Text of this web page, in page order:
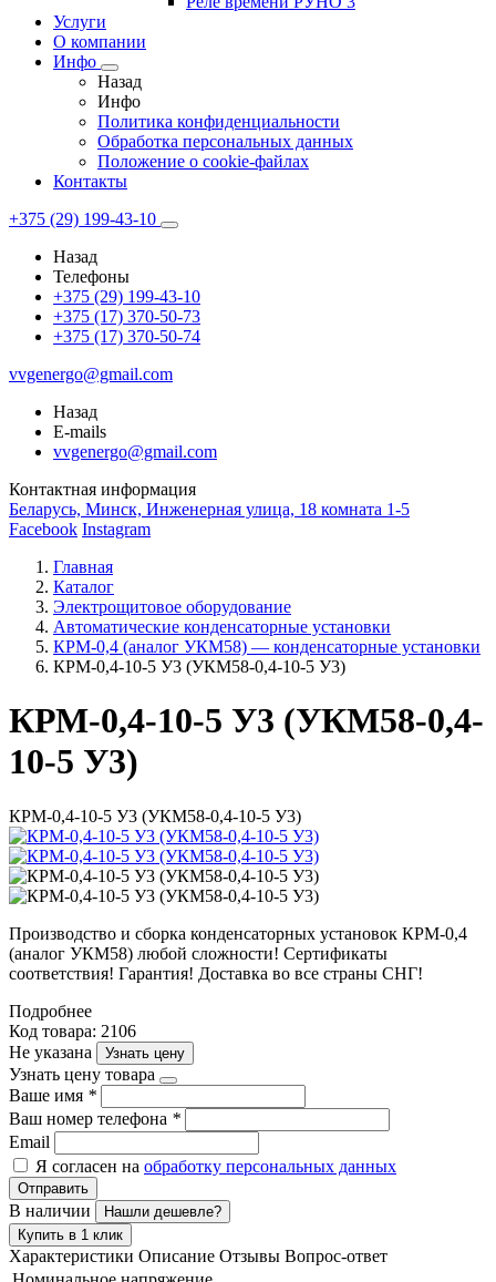
Услуги
О компании
Инфо
Назад
Инфо
Политика конфиденциальности
Обработка персональных данных
Положение о cookie-файлах
Контакты
+375 (29) 199-43-10
Назад
Телефоны
+375 (29) 199-43-10
+375 (17) 370-50-73
+375 (17) 370-50-74
vvgenergo@gmail.com
Назад
E-mails
vvgenergo@gmail.com
Контактная информация
Беларусь, Минск, Инженерная улица, 18 комната 1-5
Facebook Instagram
Главная
Каталог
Электрощитовое оборудование
Автоматические конденсаторные установки
КРМ-0,4 (аналог УКМ58) — конденсаторные установки
КРМ-0,4-10-5 У3 (УКМ58-0,4-10-5 У3)
КРМ-0,4-10-5 У3 (УКМ58-0,4-
10-5 У3)
КРМ-0,4-10-5 У3 (УКМ58-0,4-10-5 У3)
Производство и сборка конденсаторных установок КРМ-0,4
(аналог УКМ58) любой сложности! Сертификаты
соответствия! Гарантия! Доставка во все страны СНГ!
Подробнее
Код товара: 2106
Не указана
Узнать цену
Узнать цену товара
Ваше имя *
Ваш номер телефона *
Email
Я согласен на обработку персональных данных
Отправить
В наличии
Нашли дешевле?
Купить в 1 клик
Характеристики Описание Отзывы Вопрос-ответ